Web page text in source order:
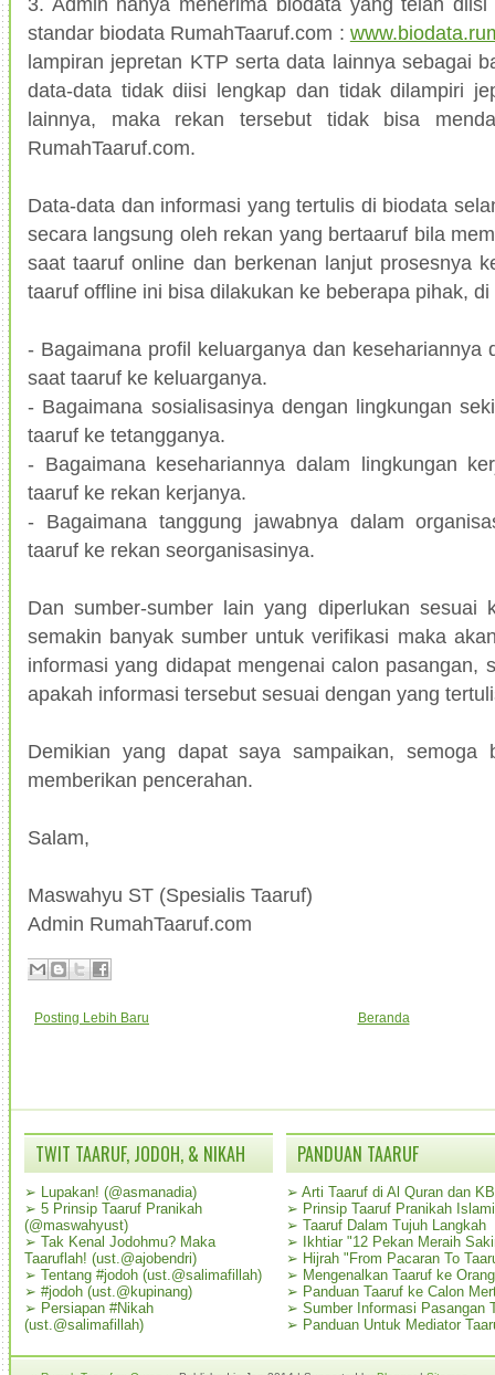
standar biodata RumahTaaruf.com :
lampiran jepretan KTP serta data lainnya sebagai
data-data tidak diisi lengkap dan tidak dilampiri
lainnya, maka rekan tersebut tidak bisa
RumahTaaruf.com.
Data-data dan informasi yang tertulis di biodata
secara langsung oleh rekan yang bertaaruf bila
saat taaruf online dan berkenan lanjut prosesnya
taaruf offline ini bisa dilakukan ke beberapa pihak,
- Bagaimana profil keluarganya dan kesehariannya
saat taaruf ke keluarganya.
- Bagaimana sosialisasinya dengan lingkungan
taaruf ke tetangganya.
- Bagaimana kesehariannya dalam lingkungan
taaruf ke rekan kerjanya.
- Bagaimana tanggung jawabnya dalam
taaruf ke rekan seorganisasinya.
Dan sumber-sumber lain yang diperlukan sesuai
semakin banyak sumber untuk verifikasi maka
informasi yang didapat mengenai calon pasangan,
apakah informasi tersebut sesuai dengan yang
Demikian yang dapat saya sampaikan, semoga
memberikan pencerahan.
Salam,
Maswahyu ST (Spesialis Taaruf)
Admin RumahTaaruf.com
Posting Lebih Baru Beranda
TWIT TAARUF, JODOH, & NIKAH
➢
Lupakan! (@asmanadia)
➢ 5 Prinsip Taaruf Pranikah
(@maswahyust)
➢ Tak Kenal Jodohmu? Maka
Taaruflah! (ust.@ajobendri)
➢ Tentang #jodoh (ust.@salimafillah)
➢ #jodoh (ust.@kupinang)
➢ Persiapan #Nikah
(ust.@salimafillah)
PANDUAN TAARUF
➢ Arti Taaruf di Al Quran dan
➢ Prinsip Taaruf Pranikah Islami
➢ Taaruf Dalam Tujuh Langkah
➢
Ikhtiar "12 Pekan Meraih
➢ Hijrah "From Pacaran To
➢ Mengenalkan Taaruf ke
➢ Panduan Taaruf ke Calon
➢ Sumber Informasi Pasangan
➢ Panduan Untuk Mediator